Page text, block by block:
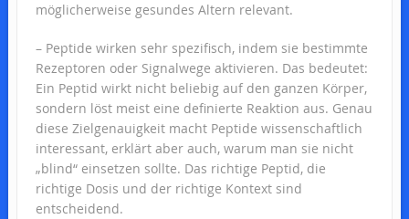
möglicherweise gesundes Altern relevant.
– Peptide wirken sehr spezifisch, indem sie bestimmte
Rezeptoren oder Signalwege aktivieren. Das bedeutet:
Ein Peptid wirkt nicht beliebig auf den ganzen Körper,
sondern löst meist eine definierte Reaktion aus. Genau
diese Zielgenauigkeit macht Peptide wissenschaftlich
interessant, erklärt aber auch, warum man sie nicht
„blind“ einsetzen sollte. Das richtige Peptid, die
richtige Dosis und der richtige Kontext sind
entscheidend.